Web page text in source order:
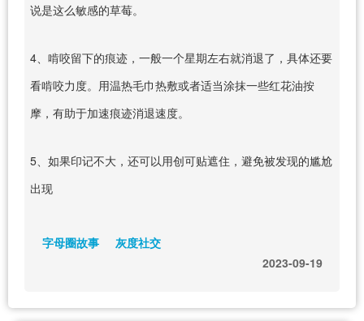
说是这么敏感的草莓。
4、啃咬留下的痕迹，一般一个星期左右就消退了，具体还要
看啃咬力度。用温热毛巾热敷或者适当涂抹一些红花油按
摩，有助于加速痕迹消退速度。
5、如果印记不大，还可以用创可贴遮住，避免被发现的尴尬
出现
字母圈故事
灰度社交
2023-09-19